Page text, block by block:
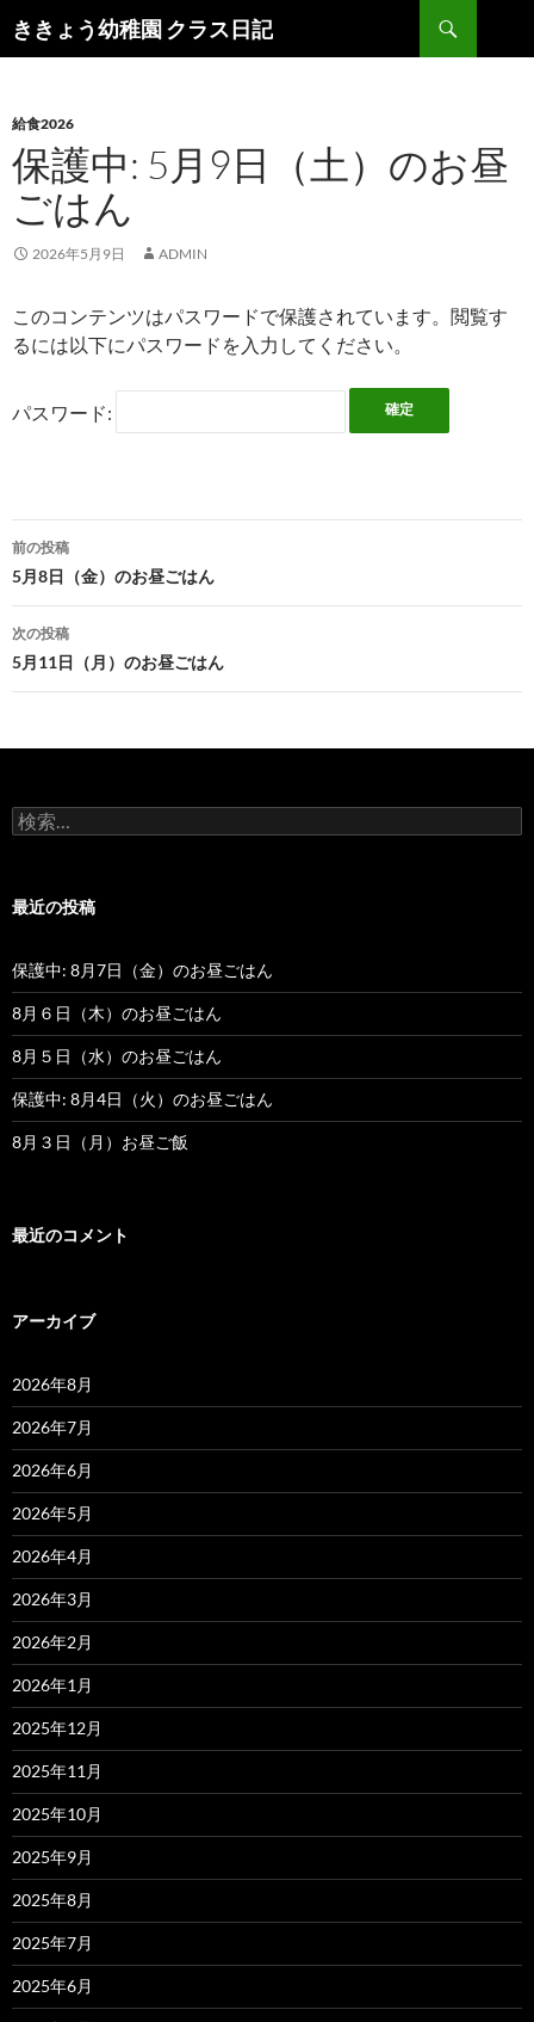
ききょう幼稚園 クラス日記
索
ン
ツ
へ
ス
キ
ッ
給食2026
保護中: 5月9日（土）のお昼
ごはん
2026年5月9日 ADMIN
このコンテンツはパスワードで保護されています。閲覧す
るには以下にパスワードを入力してください。
パスワード:
投
稿
ナ
ゲ
シ
ン
前の投稿
5月8日（金）のお昼ごはん
次の投稿
5月11日（月）のお昼ごはん
検
索
最近の投稿
保護中: 8月7日（金）のお昼ごはん
8月６日（木）のお昼ごはん
8月５日（水）のお昼ごはん
保護中: 8月4日（火）のお昼ごはん
8月３日（月）お昼ご飯
最近のコメント
アーカイブ
2026年8月
2026年7月
2026年6月
2026年5月
2026年4月
2026年3月
2026年2月
2026年1月
2025年12月
2025年11月
2025年10月
2025年9月
2025年8月
2025年7月
2025年6月